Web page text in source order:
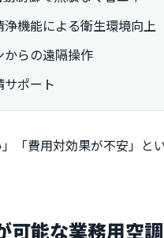
機能による衛生環境向上
らの遠隔操作
ポート
「費用対効果が不安」と
可能な業務用空